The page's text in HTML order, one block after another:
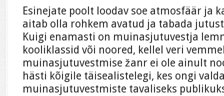
Esinejate poolt loodav soe atmosfäär ja
aitab olla rohkem avatud ja tabada
Kuigi enamasti on muinasjutuvestja
kooliklassid või noored, kellel veri
muinasjutuvestmise žanr ei ole ainult
hästi kõigile täisealistelegi, kes ongi
muinasjutuvestmiste tavaliseks